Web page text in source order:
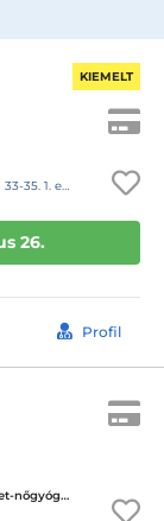
17)
KIEMELT
26.
Profil
Vitalis Medical - Életpárti* szülészet-nőgyógyászati magánrendelő